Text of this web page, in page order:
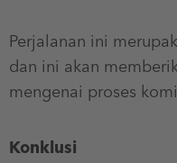
Perjalanan ini
dan ini akan
mengenai proses
Konklusi